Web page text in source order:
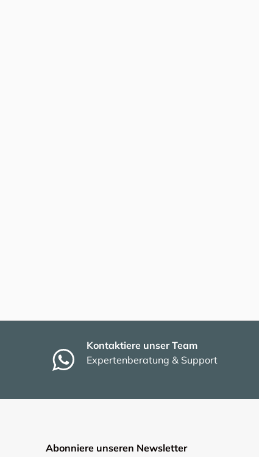
Kontaktiere unser Team
Expertenberatung & Support
Abonniere unseren Newsletter